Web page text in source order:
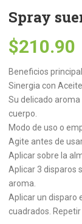
Spray
$210.90
Beneficios
Sinergia con
Su delicado
cuerpo.
Modo de uso o
Agite antes de
Aplicar sobre la
Aplicar 3 disparos
aroma.
Aplicar un disparo
cuadrados.